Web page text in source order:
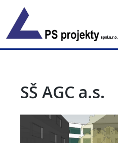
content
SŠ AGC a.s.